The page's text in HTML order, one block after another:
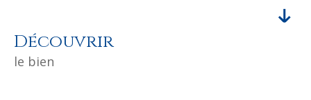
découvrir
le bien